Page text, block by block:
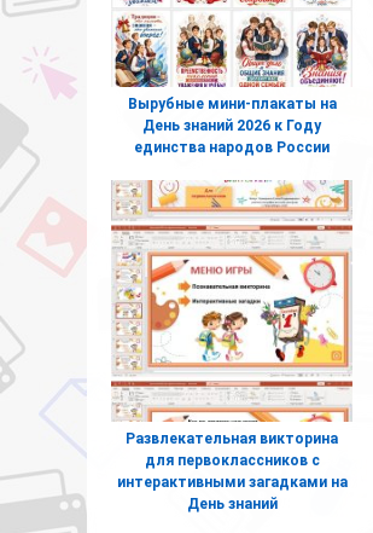
Вырубные мини-плакаты на
День знаний 2026 к Году
единства народов России
Развлекательная викторина
для первоклассников с
интерактивными загадками на
День знаний